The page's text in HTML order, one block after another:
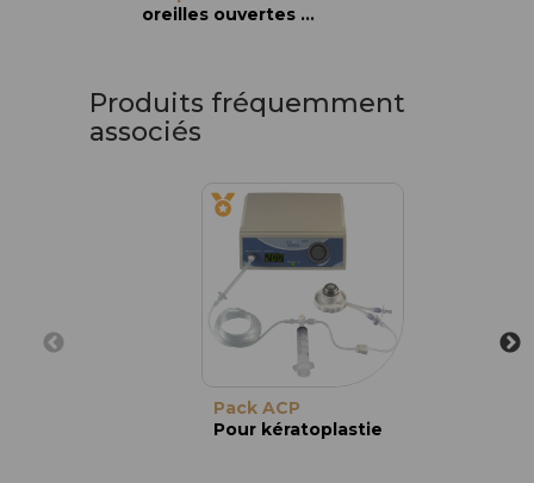
oreilles ouvertes et larges, adulte
Produits fréquemment
associés
Pack ACP
Pour kératoplastie